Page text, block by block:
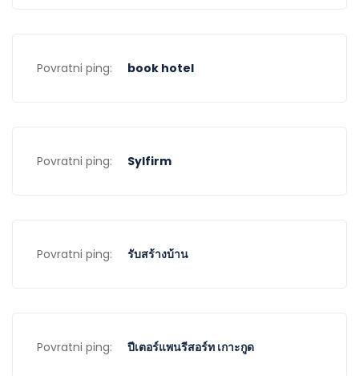
Povratni ping: book hotel
Povratni ping: Sylfirm
Povratni ping: รับสร้างบ้าน
Povratni ping: ปีเตอร์แพนรีสอร์ท เกาะกูด